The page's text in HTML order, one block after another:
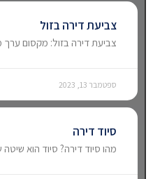
צביעת דירה בזול
צביעת דירה בזול: מקסום ערך
ספטמבר 13, 2023
סיוד דירה
מהו סיוד דירה? סיוד הוא